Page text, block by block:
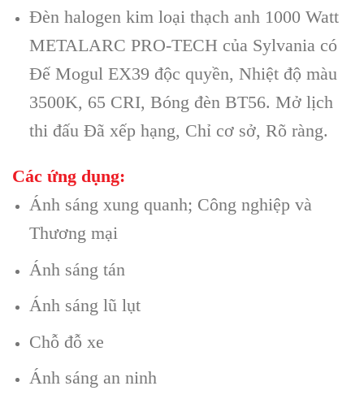
Đèn halogen kim loại thạch anh 1000 Watt
METALARC PRO-TECH của Sylvania có
Đế Mogul EX39 độc quyền, Nhiệt độ màu
3500K, 65 CRI, Bóng đèn BT56. Mở lịch
thi đấu Đã xếp hạng, Chỉ cơ sở, Rõ ràng.
Các ứng dụng:
Ánh sáng xung quanh; Công nghiệp và
Thương mại
Ánh sáng tán
Ánh sáng lũ lụt
Chỗ đỗ xe
Ánh sáng an ninh